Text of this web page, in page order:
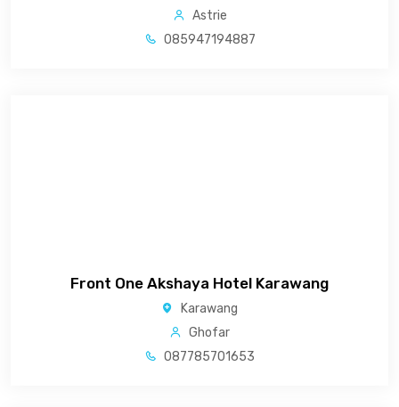
Astrie
085947194887
Front One Akshaya Hotel Karawang
Karawang
Ghofar
087785701653